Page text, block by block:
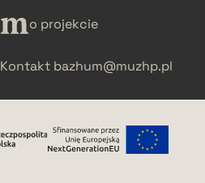
o projekcie
Kontakt bazhum@muzhp.pl